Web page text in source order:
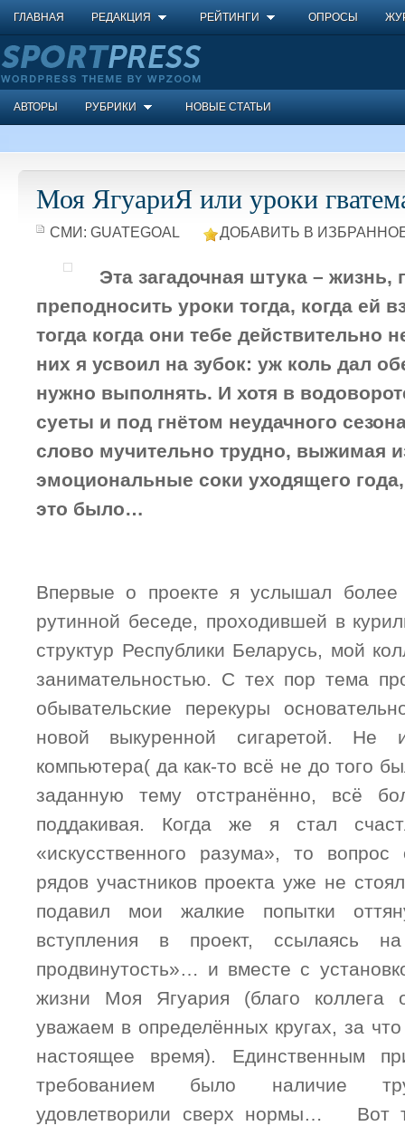
ГЛАВНАЯ РЕДАКЦИЯ РЕЙТИНГИ ОПРОСЫ
АВТОРЫ РУБРИКИ НОВЫЕ СТАТЬИ
Моя ЯгуариЯ или уроки
СМИ: GUATEGOAL ДОБАВИТЬ В
Эта загадочная штука – жизнь,
преподносить уроки тогда, когда ей
тогда когда они тебе действительно
них я усвоил на зубок: уж коль дал
нужно выполнять. И хотя в
суеты и под гнётом неудачного
слово мучительно трудно, выжимая
эмоциональные соки уходящего
это было…
Впервые о проекте я услышал более
рутинной беседе, проходившей в
структур Республики Беларусь, мой
занимательностью. С тех пор тема
обывательские перекуры
новой выкуренной сигаретой. Не
компьютера( да как-то всё не до того
заданную тему отстранённо, всё
поддакивая. Когда же я стал
«искусственного разума», то
рядов участников проекта уже не
подавил мои жалкие попытки
вступления в проект, ссылаясь
продвинутость»… и вместе с
жизни Моя Ягуария (благо коллега
уважаем в определённых кругах, за
настоящее время). Единственным
требованием было наличие
удовлетворили сверх нормы… Вот